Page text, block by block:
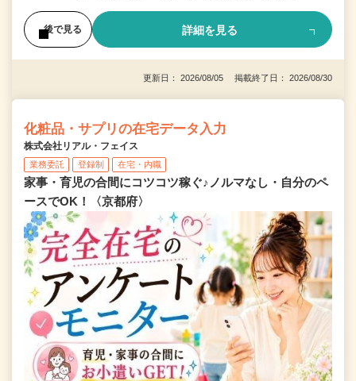
後で見る 詳細を見る
更新日： 2026/08/05 掲載終了日： 2026/08/30
化粧品・サプリの在宅データ入力
株式会社リアル・フェイス
業務委託 登録制 在宅・内職
家事・育児の合間にコツコツ稼ぐ♪ノルマなし・自分のペ
ースでOK！〈京都府〉